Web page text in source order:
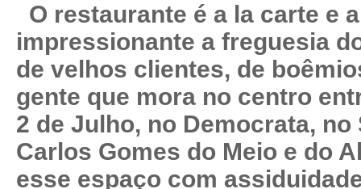
O restaurante é a la carte e
impressionante a freguesia
de velhos clientes, de
gente que mora no centro
2 de Julho, no Democrata, no
Carlos Gomes do Meio e do
esse espaço com